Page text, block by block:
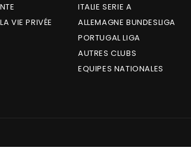
VIE PRIVÉE
ITALIE SERIE A
ALLEMAGNE BUNDESLIGA
PORTUGAL LIGA
AUTRES CLUBS
EQUIPES NATIONALES